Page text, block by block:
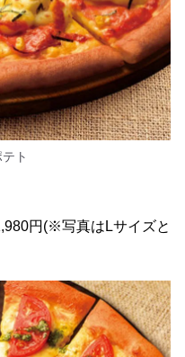
ト
円(※写真はLサイズと